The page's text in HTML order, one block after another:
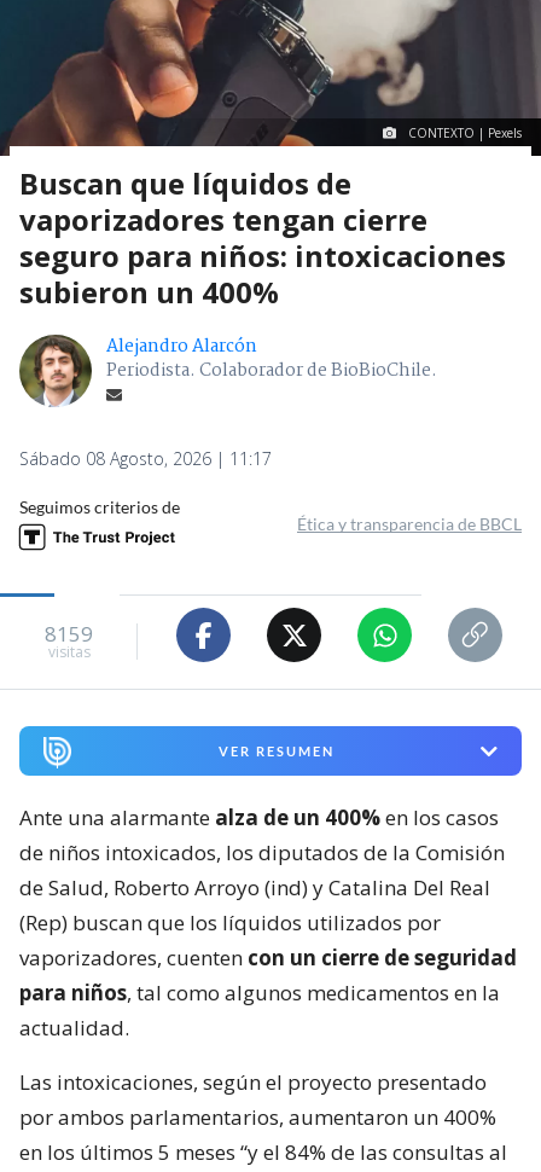
CONTEXTO | Pexels
Buscan que líquidos de
vaporizadores tengan cierre
seguro para niños: intoxicaciones
subieron un 400%
Alejandro Alarcón
Periodista. Colaborador de BioBioChile.
Sábado 08 Agosto, 2026 | 11:17
Seguimos criterios de
Ética y transparencia de BBCL
8159
visitas
VER RESUMEN
Ante una alarmante alza de un 400%en los casos
de niños intoxicados, los diputados de la Comisión
de Salud, Roberto Arroyo (ind) y Catalina Del Real
(Rep) buscan que los líquidos utilizados por
vaporizadores, cuenten con un cierre de seguridad
para niños, tal como algunos medicamentos en la
actualidad.
Las intoxicaciones, según el proyecto presentado
por ambos parlamentarios, aumentaron un 400%
en los últimos 5 meses “y el 84% de las consultas al